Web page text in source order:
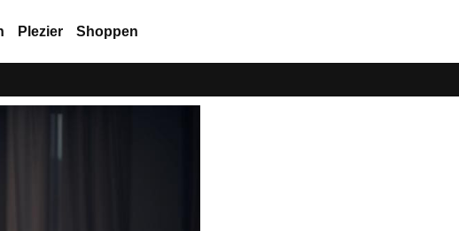
Plezier Shoppen